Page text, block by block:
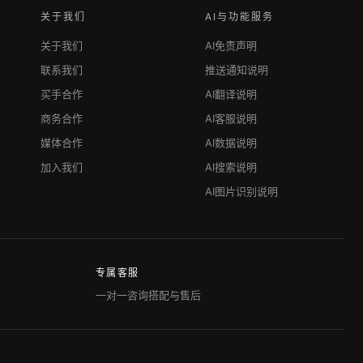
关于我们
关于我们
联系我们
买手合作
商务合作
媒体合作
加入我们
AI与功能服务
AI免责声明
推送通知说明
AI翻译说明
AI客服说明
AI数据说明
AI搜索说明
AI图片识别说明
专属客服
一对一咨询搭配与售后